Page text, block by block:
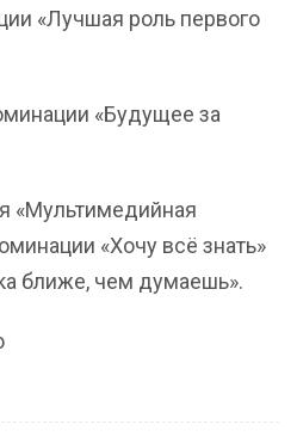
«Лучшая роль первого
«Будущее за
«Мультимедийная
«Хочу всё знать»
ближе, чем думаешь».